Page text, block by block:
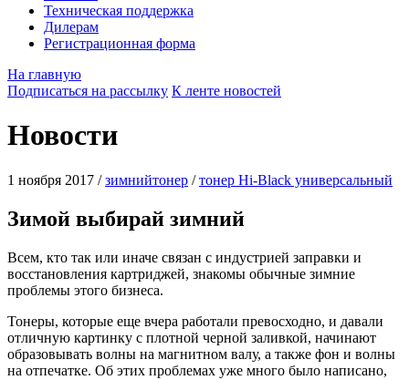
Техническая поддержка
Дилерам
Регистрационная форма
На главную
Подписаться на рассылку К ленте новостей
Новости
1 ноября 2017 /зимнийтонер /тонер Hi-Black универсальный
Зимой выбирай зимний
Всем, кто так или иначе связан с индустрией заправки и
восстановления картриджей, знакомы обычные зимние
проблемы этого бизнеса.
Тонеры, которые еще вчера работали превосходно, и давали
отличную картинку с плотной черной заливкой, начинают
образовывать волны на магнитном валу, а также фон и волны
на отпечатке. Об этих проблемах уже много было написано,